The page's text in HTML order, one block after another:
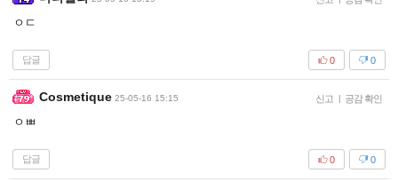
ㅇㄷ
답글 0
0
Cosmetique 25-05-16 15:15 신고 | 공감 확인
ㅇㅃ
답글 0
0